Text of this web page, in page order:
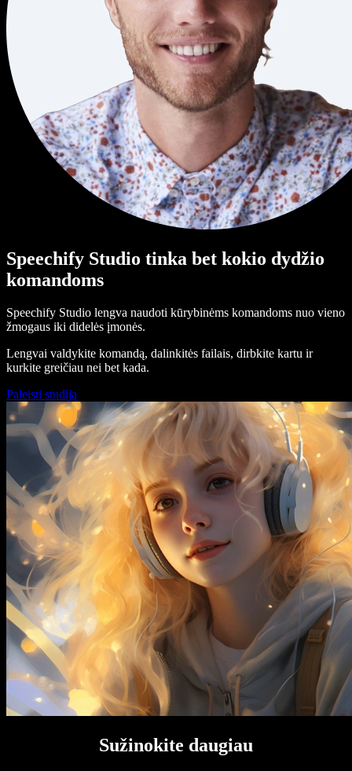
Speechify Studio tinka bet kokio dydžio
komandoms
Speechify Studio lengva naudoti kūrybinėms komandoms nuo vieno
žmogaus iki didelės įmonės.
Lengvai valdykite komandą, dalinkitės failais, dirbkite kartu ir
kurkite greičiau nei bet kada.
Paleisti studiją
Sužinokite daugiau